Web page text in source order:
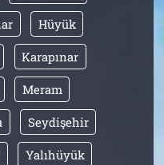
Hüyük
Karapınar
Meram
Seydişehir
Yalıhüyük